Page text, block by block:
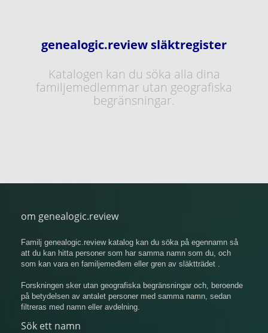
genealogic.review släktregister
Katalogen kan du söka alla dina
familjemedlemmar utan geografiska
begränsningar.
om genealogic.review
Familj genealogic.review katalog kan du söka på egennamn så
att du kan hitta personer som har samma namn som du, och
som kan vara en familjemedlem eller gren av släktträdet .
Forskningen sker utan geografiska begränsningar och, beroende
på betydelsen av antalet personer med samma namn, sedan
filtreras med namn eller avdelning.
Sök ett namn